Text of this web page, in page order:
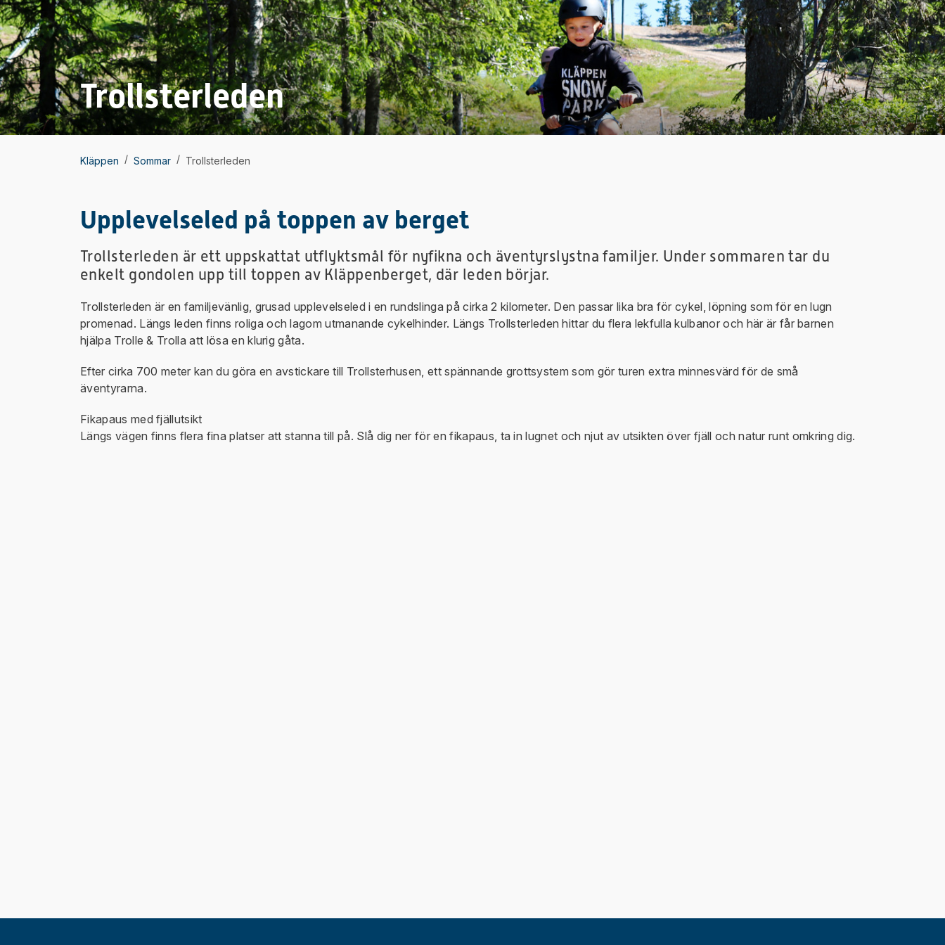
Trollsterleden
Kläppen / Sommar / Trollsterleden
Upplevelseled på toppen av berget
Trollsterleden är ett uppskattat utflyktsmål för nyfikna och äventyrslystna familjer. Under sommaren tar du
enkelt gondolen upp till toppen av Kläppenberget, där leden börjar.
Trollsterleden är en familjevänlig, grusad upplevelseled i en rundslinga på cirka 2 kilometer. Den passar lika bra för cykel, löpning som för en lugn
promenad. Längs leden finns roliga och lagom utmanande cykelhinder. Längs Trollsterleden hittar du flera lekfulla kulbanor och här är får barnen
hjälpa Trolle & Trolla att lösa en klurig gåta.
Efter cirka 700 meter kan du göra en avstickare till Trollsterhusen, ett spännande grottsystem som gör turen extra minnesvärd för de små
äventyrarna.
Fikapaus med fjällutsikt
Längs vägen finns flera fina platser att stanna till på. Slå dig ner för en fikapaus, ta in lugnet och njut av utsikten över fjäll och natur runt omkring dig.